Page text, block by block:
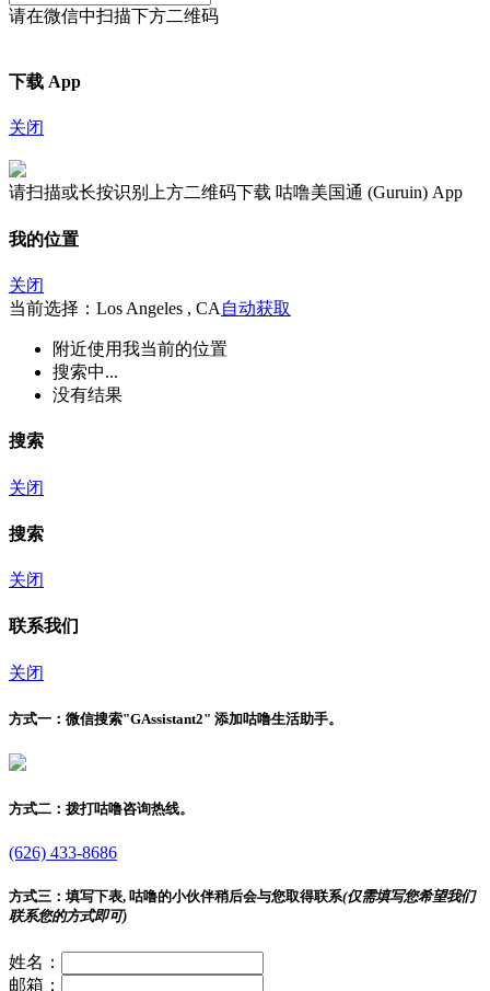
请在微信中扫描下方二维码
下载 App
关闭
请扫描或长按识别上方二维码下载 咕噜美国通 (Guruin) App
我的位置
关闭
当前选择：Los Angeles , CA 自动获取
附近使用我当前的位置
搜索中...
没有结果
搜索
关闭
搜索
关闭
联系我们
关闭
方式一： 微信搜索"GAssistant2" 添加咕噜生活助手。
方式二： 拨打咕噜咨询热线。
(626) 433-8686
方式三： 填写下表, 咕噜的小伙伴稍后会与您取得联系(仅需填写您希望我们
联系您的方式即可)
姓名：
邮箱：